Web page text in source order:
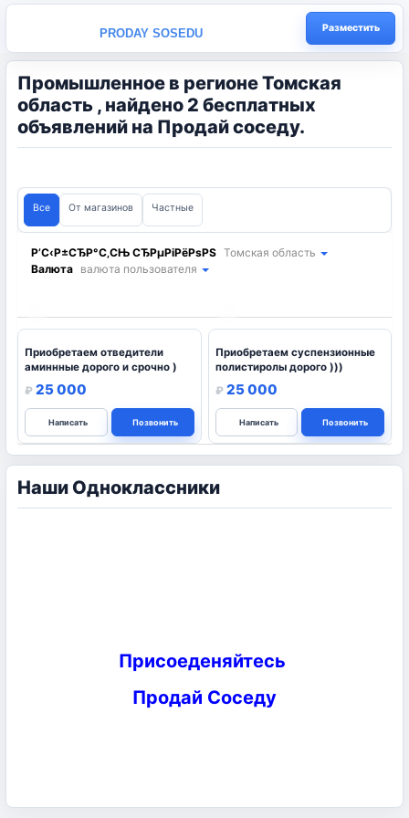
PRODAY SOSEDU Разместить
Промышленное в регионе Томская
область , найдено 2 бесплатных
объявлений на Продай соседу.
Все От магазинов Частные
Р’С‹Р±СЂР°С‚СЊ СЂРµРіРёРѕРЅ Томская область
Валюта валюта пользователя
Приобретаем отведители
аминнные дорого и срочно )
₽ 25 000
Написать Позвонить
Приобретаем суспензионные
полистиролы дорого )))
₽ 25 000
Написать Позвонить
Наши Одноклассники
Присоеденяйтесь
Продай Соседу